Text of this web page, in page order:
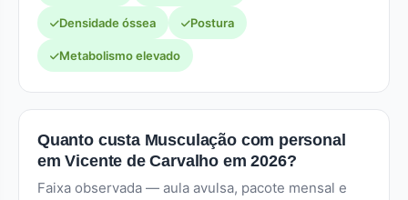
Densidade óssea Postura
Metabolismo elevado
Quanto custa Musculação com personal
em Vicente de Carvalho em 2026?
Faixa observada — aula avulsa, pacote mensal e